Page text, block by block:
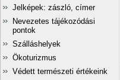
Jelképek: zászló, címer
Nevezetes tájékozódási
pontok
Szálláshelyek
Ökoturizmus
Védett természeti értékeink